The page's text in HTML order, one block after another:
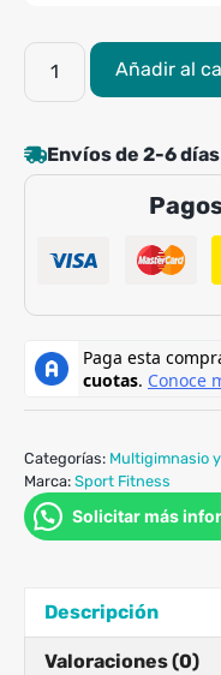
Multifuerza
Multifuncional
LB
Sportfitness
Añadir al
Envíos de 2-6
Categorías: Multigimnasio
Marca: Sport Fitness
Solicitar más
Descripción
Valoraciones (0)